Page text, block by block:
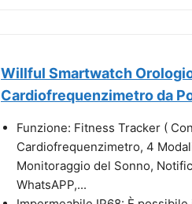
Willful Smartwatch
Cardiofrequenzimetro da
Funzione: Fitness Tracker (
Cardiofrequenzimetro, 4
Monitoraggio del Sonno,
WhatsAPP,...